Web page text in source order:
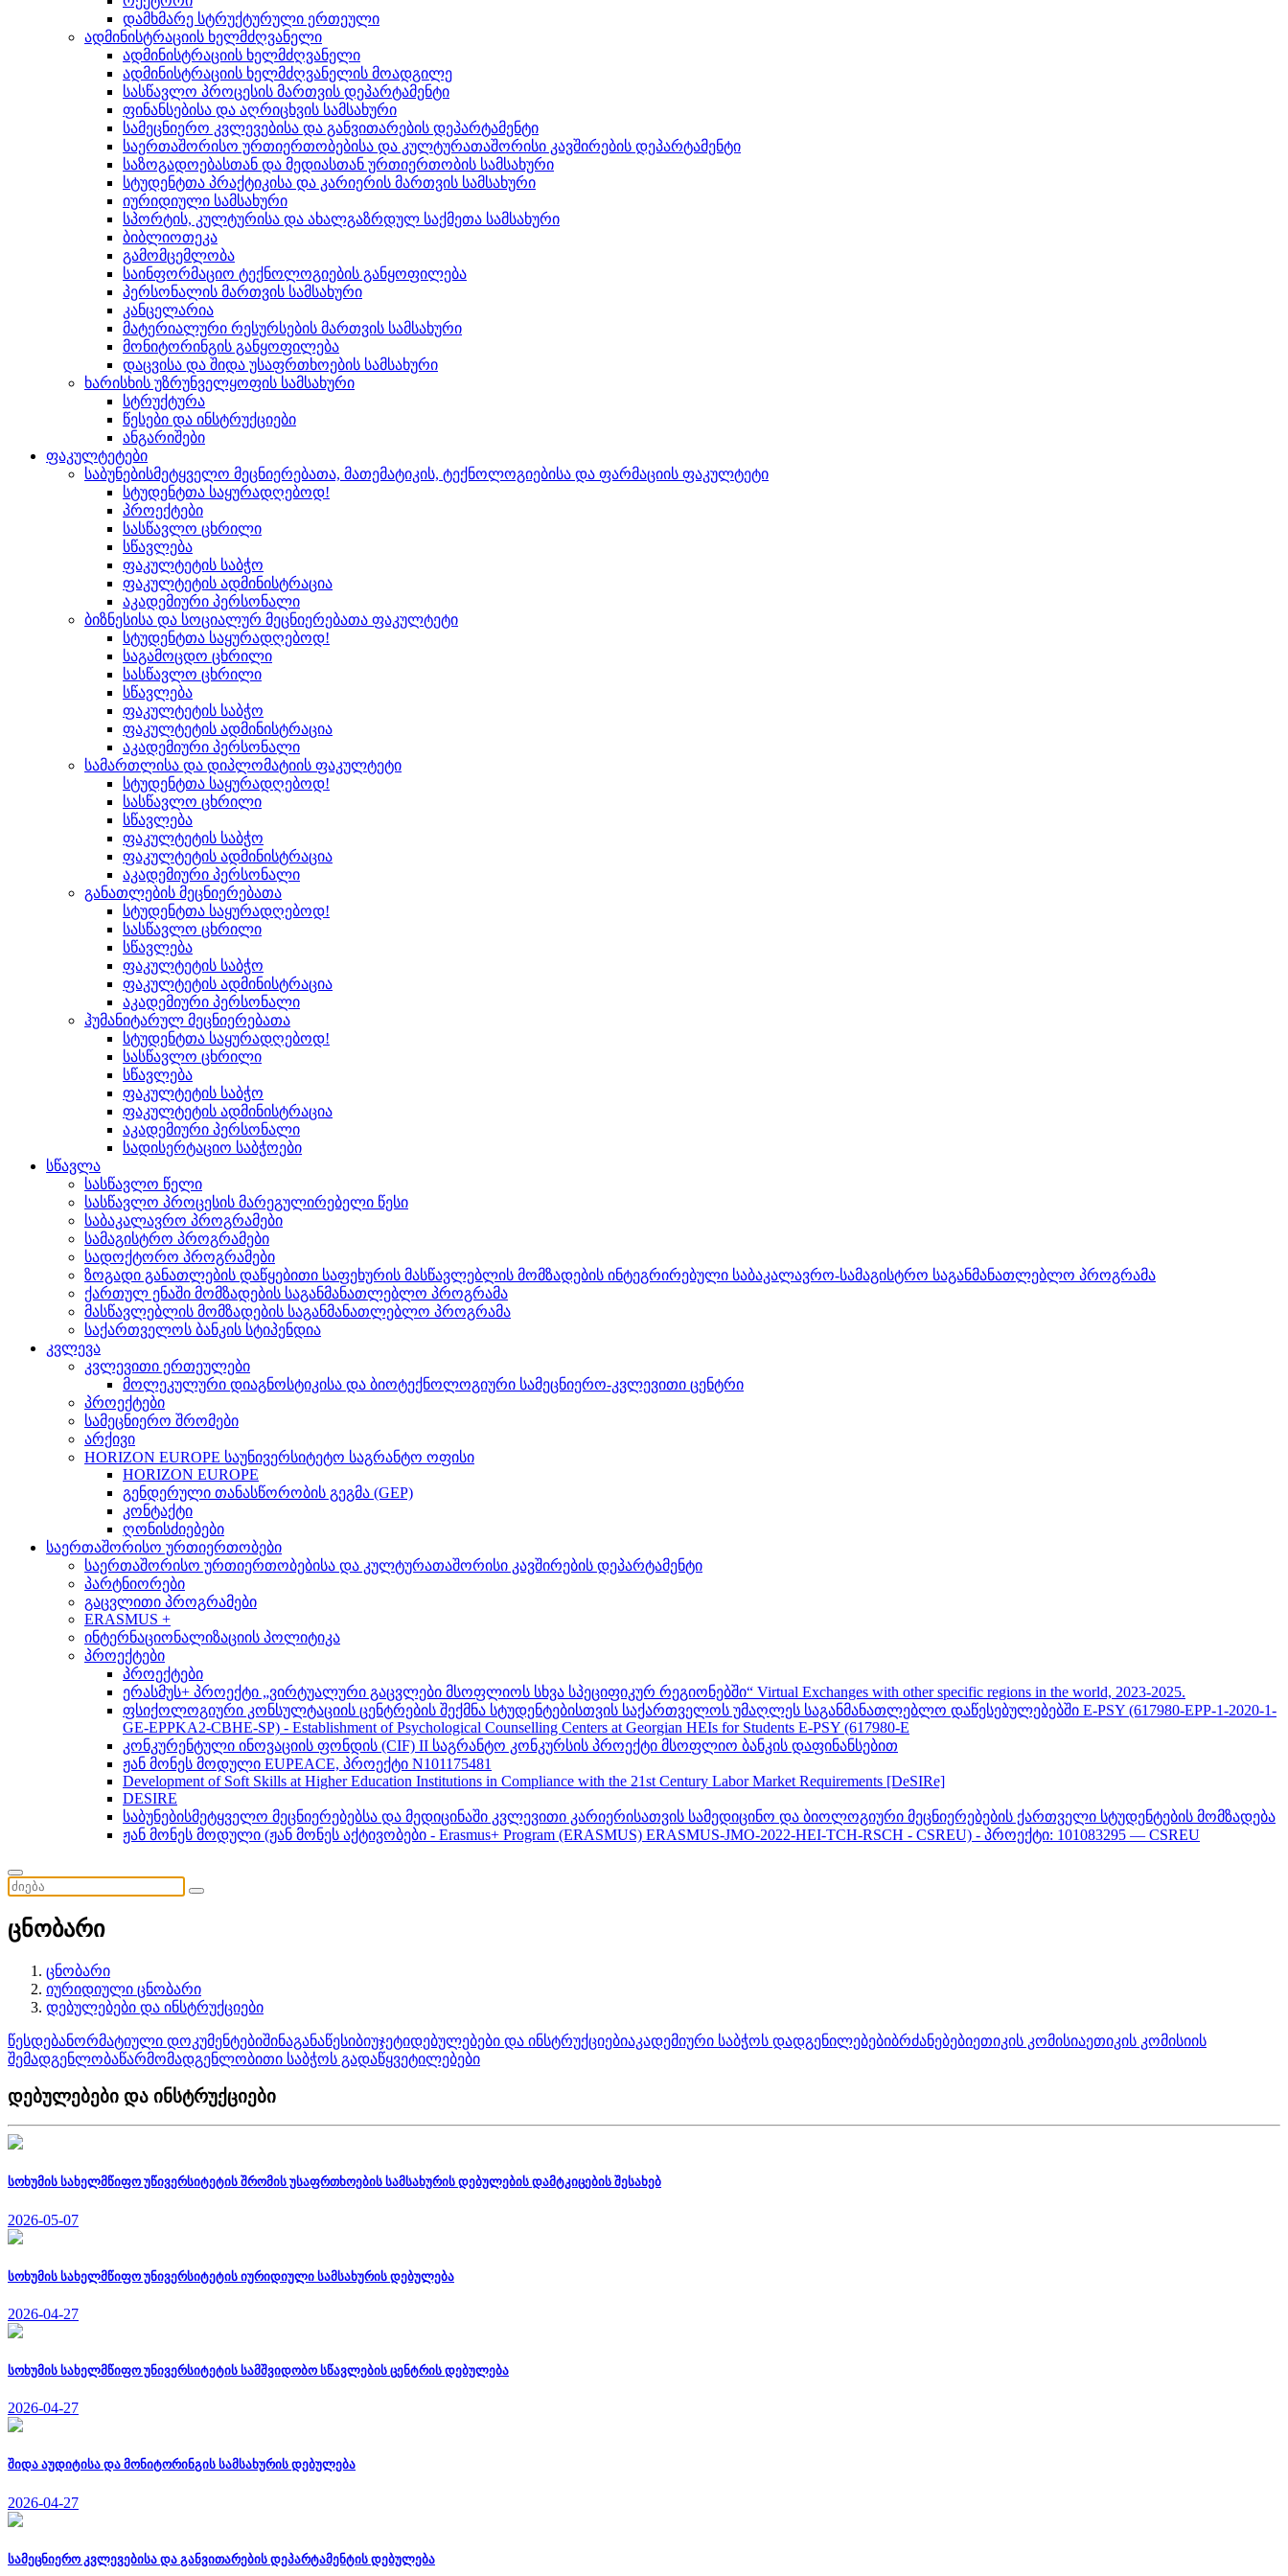
დამხმარე სტრუქტურული ერთეული
ადმინისტრაციის ხელმძღვანელი
ადმინისტრაციის ხელმძღვანელი
ადმინისტრაციის ხელმძღვანელის მოადგილე
სასწავლო პროცესის მართვის დეპარტამენტი
ფინანსებისა და აღრიცხვის სამსახური
სამეცნიერო კვლევებისა და განვითარების დეპარტამენტი
საერთაშორისო ურთიერთობებისა და კულტურათაშორისი კავშირების დეპარტამენტი
საზოგადოებასთან და მედიასთან ურთიერთობის სამსახური
სტუდენტთა პრაქტიკისა და კარიერის მართვის სამსახური
იურიდიული სამსახური
სპორტის, კულტურისა და ახალგაზრდულ საქმეთა სამსახური
ბიბლიოთეკა
გამომცემლობა
საინფორმაციო ტექნოლოგიების განყოფილება
პერსონალის მართვის სამსახური
კანცელარია
მატერიალური რესურსების მართვის სამსახური
მონიტორინგის განყოფილება
დაცვისა და შიდა უსაფრთხოების სამსახური
ხარისხის უზრუნველყოფის სამსახური
სტრუქტურა
წესები და ინსტრუქციები
ანგარიშები
ფაკულტეტები
საბუნებისმეტყველო მეცნიერებათა, მათემატიკის, ტექნოლოგიებისა და ფარმაციის ფაკულტეტი
სტუდენტთა საყურადღებოდ!
პროექტები
სასწავლო ცხრილი
სწავლება
ფაკულტეტის საბჭო
ფაკულტეტის ადმინისტრაცია
აკადემიური პერსონალი
ბიზნესისა და სოციალურ მეცნიერებათა ფაკულტეტი
სტუდენტთა საყურადღებოდ!
საგამოცდო ცხრილი
სასწავლო ცხრილი
სწავლება
ფაკულტეტის საბჭო
ფაკულტეტის ადმინისტრაცია
აკადემიური პერსონალი
სამართლისა და დიპლომატიის ფაკულტეტი
სტუდენტთა საყურადღებოდ!
სასწავლო ცხრილი
სწავლება
ფაკულტეტის საბჭო
ფაკულტეტის ადმინისტრაცია
აკადემიური პერსონალი
განათლების მეცნიერებათა
სტუდენტთა საყურადღებოდ!
სასწავლო ცხრილი
სწავლება
ფაკულტეტის საბჭო
ფაკულტეტის ადმინისტრაცია
აკადემიური პერსონალი
ჰუმანიტარულ მეცნიერებათა
სტუდენტთა საყურადღებოდ!
სასწავლო ცხრილი
სწავლება
ფაკულტეტის საბჭო
ფაკულტეტის ადმინისტრაცია
აკადემიური პერსონალი
სადისერტაციო საბჭოები
სწავლა
სასწავლო წელი
სასწავლო პროცესის მარეგულირებელი წესი
საბაკალავრო პროგრამები
სამაგისტრო პროგრამები
სადოქტორო პროგრამები
ზოგადი განათლების დაწყებითი საფეხურის მასწავლებლის მომზადების ინტეგრირებული საბაკალავრო-სამაგისტრო საგანმანათლებლო პროგრამა
ქართულ ენაში მომზადების საგანმანათლებლო პროგრამა
მასწავლებლის მომზადების საგანმანათლებლო პროგრამა
საქართველოს ბანკის სტიპენდია
კვლევა
კვლევითი ერთეულები
მოლეკულური დიაგნოსტიკისა და ბიოტექნოლოგიური სამეცნიერო-კვლევითი ცენტრი
პროექტები
სამეცნიერო შრომები
არქივი
HORIZON EUROPE საუნივერსიტეტო საგრანტო ოფისი
HORIZON EUROPE
გენდერული თანასწორობის გეგმა (GEP)
კონტაქტი
ღონისძიებები
საერთაშორისო ურთიერთობები
საერთაშორისო ურთიერთობებისა და კულტურათაშორისი კავშირების დეპარტამენტი
პარტნიორები
გაცვლითი პროგრამები
ERASMUS +
ინტერნაციონალიზაციის პოლიტიკა
პროექტები
პროექტები
ერასმუს+ პროექტი „ვირტუალური გაცვლები მსოფლიოს სხვა სპეციფიკურ რეგიონებში“ Virtual Exchanges with other specific regions in the world, 2023-2025.
ფსიქოლოგიური კონსულტაციის ცენტრების შექმნა სტუდენტებისთვის საქართველოს უმაღლეს საგანმანათლებლო დაწესებულებებში E-PSY (617980-EPP-1-2020-1-
GE-EPPKA2-CBHE-SP) - Establishment of Psychological Counselling Centers at Georgian HEIs for Students E-PSY (617980-E
კონკურენტული ინოვაციის ფონდის (CIF) II საგრანტო კონკურსის პროექტი მსოფლიო ბანკის დაფინანსებით
ჟან მონეს მოდული EUPEACE, პროექტი N101175481
Development of Soft Skills at Higher Education Institutions in Compliance with the 21st Century Labor Market Requirements [DeSIRe]
DESIRE
საბუნებისმეტყველო მეცნიერებებსა და მედიცინაში კვლევითი კარიერისათვის სამედიცინო და ბიოლოგიური მეცნიერებების ქართველი სტუდენტების მომზადება
ჟან მონეს მოდული (ჟან მონეს აქტივობები - Erasmus+ Program (ERASMUS) ERASMUS-JMO-2022-HEI-TCH-RSCH - CSREU) - პროექტი: 101083295 — CSREU
ცნობარი
ცნობარი
იურიდიული ცნობარი
დებულებები და ინსტრუქციები
წესდებანორმატიული დოკუმენტებიშინაგანაწესიბიუჯეტიდებულებები და ინსტრუქციებიაკადემიური საბჭოს დადგენილებებიბრძანებებიეთიკის კომისიაეთიკის კომისიის
შემადგენლობაწარმომადგენლობითი საბჭოს გადაწყვეტილებები
დებულებები და ინსტრუქციები
სოხუმის სახელმწიფო უწივერსიტეტის შრომის უსაფრთხოების სამსახურის დებულების დამტკიცების შესახებ
2026-05-07
სოხუმის სახელმწიფო უნივერსიტეტის იურიდიული სამსახურის დებულება
2026-04-27
სოხუმის სახელმწიფო უნივერსიტეტის სამშვიდობო სწავლების ცენტრის დებულება
2026-04-27
შიდა აუდიტისა და მონიტორინგის სამსახურის დებულება
2026-04-27
სამეცნიერო კვლევებისა და განვითარების დეპარტამენტის დებულება